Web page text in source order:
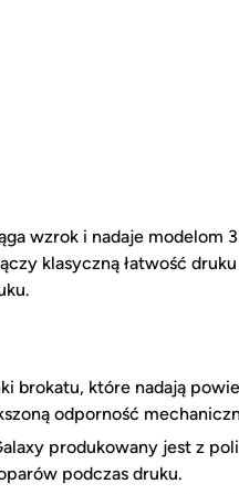
wzrok i nadaje modelom
klasyczną łatwość
brokatu, które nadają
odporność
produkowany jest z
podczas druku.